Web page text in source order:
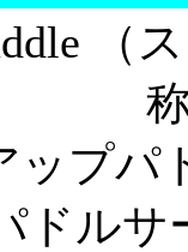
（
ップパ
ドル